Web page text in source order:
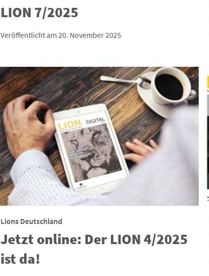
LION 7/2025
Veröffentlicht am 20. November 2025
Lions Deutschland
Jetzt online: Der LION 4/2025
ist da!